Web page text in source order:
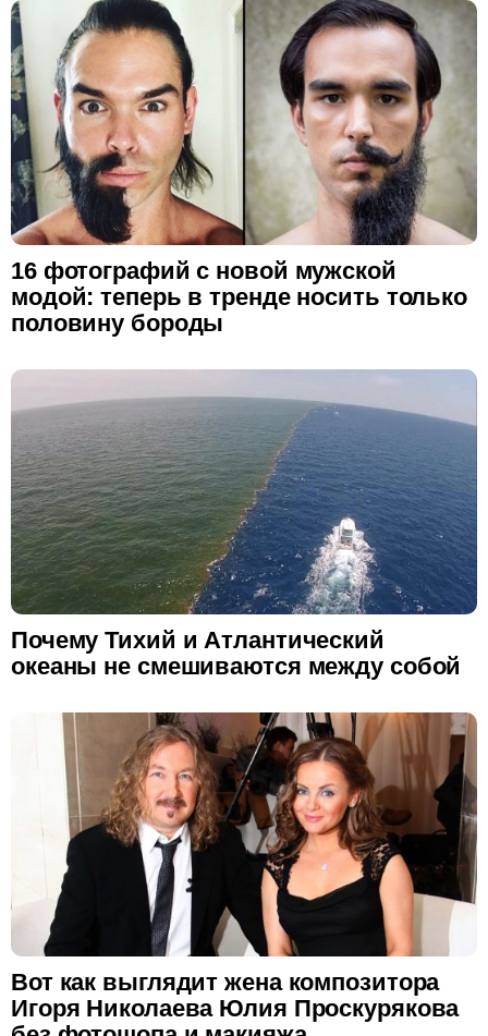
16 фотографий с новой мужской
модой: теперь в тренде носить только
половину бороды
Почему Тихий и Атлантический
океаны не смешиваются между собой
Вот как выглядит жена композитора
Игоря Николаева Юлия Проскурякова